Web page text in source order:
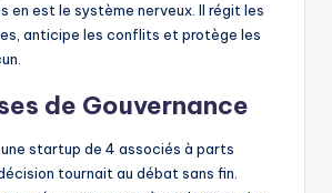
en est le système nerveux. Il régit les
anticipe les conflits et protège les
de Gouvernance
une startup de 4 associés à parts
tournait au débat sans fin.